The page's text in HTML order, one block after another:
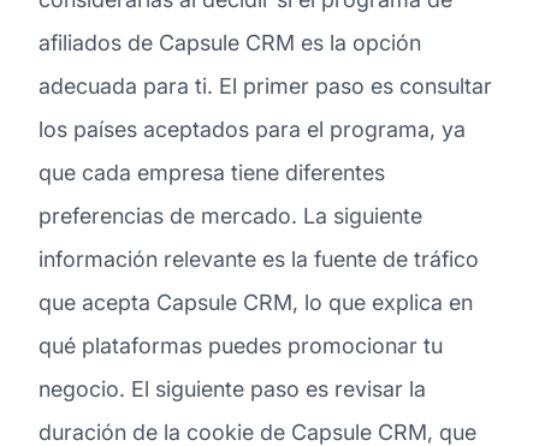
afiliados de Capsule CRM es la opción
adecuada para ti. El primer paso es consultar
los países aceptados para el programa, ya
que cada empresa tiene diferentes
preferencias de mercado. La siguiente
información relevante es la fuente de tráfico
que acepta Capsule CRM, lo que explica en
qué plataformas puedes promocionar tu
negocio. El siguiente paso es revisar la
duración de la cookie de Capsule CRM, que